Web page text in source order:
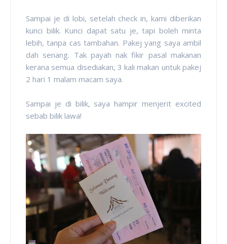
Sampai je di lobi, setelah check in, kami diberikan
kunci bilik. Kunci dapat satu je, tapi boleh minta
lebih, tanpa cas tambahan. Pakej yang saya ambil
dah senang. Tak payah nak fikir pasal makanan
kerana semua disediakan, 3 kali makan untuk pakej
2 hari 1 malam macam saya.
Sampai je di bilik, saya hampir menjerit excited
sebab bilik lawa!